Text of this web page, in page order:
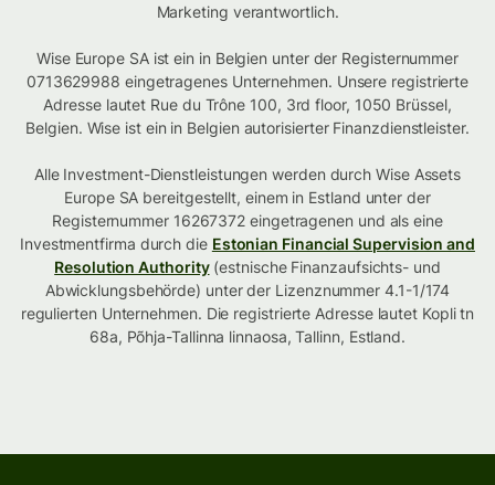
Marketing verantwortlich.
Wise Europe SA ist ein in Belgien unter der Registernummer
0713629988 eingetragenes Unternehmen. Unsere registrierte
Adresse lautet Rue du Trône 100, 3rd floor, 1050 Brüssel,
Belgien. Wise ist ein in Belgien autorisierter Finanzdienstleister.
Alle Investment-Dienstleistungen werden durch Wise Assets
Europe SA bereitgestellt, einem in Estland unter der
Registernummer 16267372 eingetragenen und als eine
Investmentfirma durch die Estonian Financial Supervision and
Resolution Authority(estnische Finanzaufsichts- und
Abwicklungsbehörde) unter der Lizenznummer 4.1-1/174
regulierten Unternehmen. Die registrierte Adresse lautet Kopli tn
68a, Põhja-Tallinna linnaosa, Tallinn, Estland.